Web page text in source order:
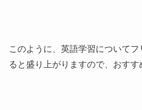
このように、英語学習について
ると盛り上がりますので、おすす